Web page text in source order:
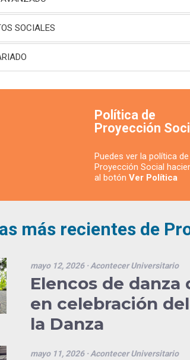
SOCIALES
Política de
Proyección
Puedes ver la política de
Proyección Social
al botónVer Política
más recientes de
mayo 12, 2026· Acontecer Universitario
Elencos de danza
en celebración
la Danza
mayo 11, 2026· Acontecer Universitario